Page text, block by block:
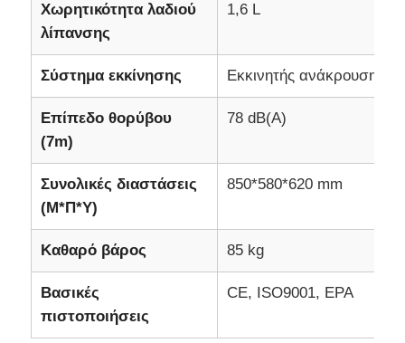
Χωρητικότητα λαδιού
λίπανσης
1,6 L
Σύστημα εκκίνησης Εκκινητής ανάκρουσης
Επίπεδο θορύβου
(7m)
78 dB(A)
Συνολικές διαστάσεις
(Μ*Π*Υ)
850*580*620 mm
Καθαρό βάρος 85 kg
Βασικές
πιστοποιήσεις
CE, ISO9001, EPA